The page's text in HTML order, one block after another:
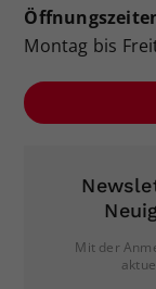
Montag bis
Mit der